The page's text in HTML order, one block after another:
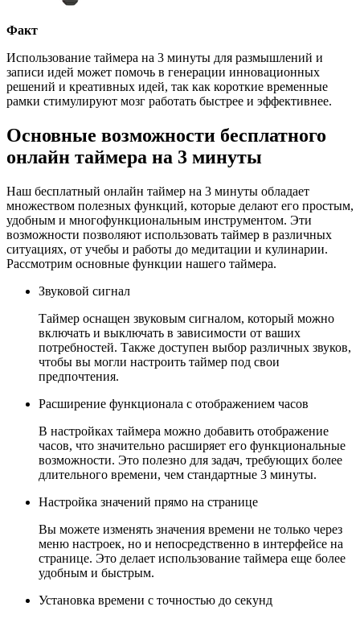
Факт
Использование таймера на 3 минуты для размышлений и
записи идей может помочь в генерации инновационных
решений и креативных идей, так как короткие временные
рамки стимулируют мозг работать быстрее и эффективнее.
Основные возможности бесплатного
онлайн таймера на 3 минуты
Наш бесплатный онлайн таймер на 3 минуты обладает
множеством полезных функций, которые делают его простым,
удобным и многофункциональным инструментом. Эти
возможности позволяют использовать таймер в различных
ситуациях, от учебы и работы до медитации и кулинарии.
Рассмотрим основные функции нашего таймера.
Звуковой сигнал
Таймер оснащен звуковым сигналом, который можно
включать и выключать в зависимости от ваших
потребностей. Также доступен выбор различных звуков,
чтобы вы могли настроить таймер под свои
предпочтения.
Расширение функционала с отображением часов
В настройках таймера можно добавить отображение
часов, что значительно расширяет его функциональные
возможности. Это полезно для задач, требующих более
длительного времени, чем стандартные 3 минуты.
Настройка значений прямо на странице
Вы можете изменять значения времени не только через
меню настроек, но и непосредственно в интерфейсе на
странице. Это делает использование таймера еще более
удобным и быстрым.
Установка времени с точностью до секунд